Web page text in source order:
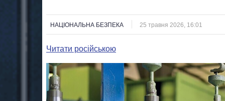
НАЦІОНАЛЬНА БЕЗПЕКА 25 травня 2026, 16:01
Читати російською